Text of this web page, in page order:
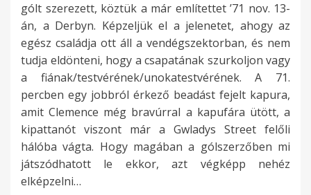
gólt szerezett, köztük a már említettet ’71 nov. 13-
án, a Derbyn. Képzeljük el a jelenetet, ahogy az
egész családja ott áll a vendégszektorban, és nem
tudja eldönteni, hogy a csapatának szurkoljon vagy
a fiának/testvérének/unokatestvérének. A 71.
percben egy jobbról érkező beadást fejelt kapura,
amit Clemence még bravúrral a kapufára ütött, a
kipattanót viszont már a Gwladys Street felőli
hálóba vágta. Hogy magában a gólszerzőben mi
játszódhatott le ekkor, azt végképp nehéz
elképzelni…